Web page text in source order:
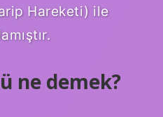
Hareketi) ile
ne demek?